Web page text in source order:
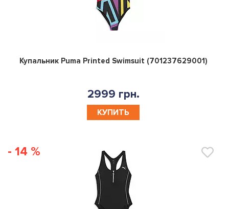
0
Купальник Puma Printed Swimsuit (701237629001)
2999 грн.
КУПИТЬ
- 14 %